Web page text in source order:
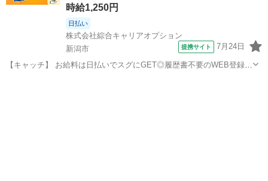
時給1,250円
日払い
株式会社綜合キャリアオプション
新潟市
提携サイト 7月24日
【キャッチ】 お給料は日払いでスグにGET◎履歴書不要のWEB登録